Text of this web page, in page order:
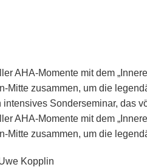
AHA-Momente mit dem
zusammen, um die
Sonderseminar, das
AHA-Momente mit dem
zusammen, um die
Kopplin